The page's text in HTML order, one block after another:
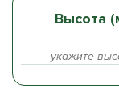
Высота